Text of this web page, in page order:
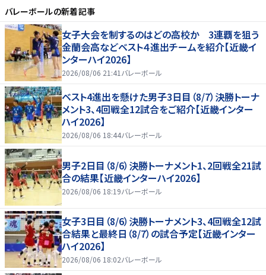
バレーボールの新着記事
女子大会を制するのはどの高校か 3連覇を狙う
金蘭会高などベスト４進出チームを紹介【近畿イ
ンターハイ2026】
2026/08/06 21:41 バレーボール
ベスト4進出を懸けた男子3日目（8/7）決勝トーナ
メント3、4回戦全12試合をご紹介【近畿インター
ハイ2026】
2026/08/06 18:44バレーボール
男子2日目（8/6）決勝トーナメント1、2回戦全21試
合の結果【近畿インターハイ2026】
2026/08/06 18:19バレーボール
女子3日目（8/6）決勝トーナメント3、4回戦全12試
合結果と最終日（8/7）の試合予定【近畿インター
ハイ2026】
2026/08/06 18:02バレーボール